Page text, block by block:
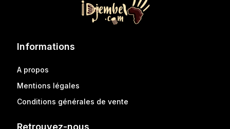
Informations
A propos
Mentions légales
Conditions générales de vente